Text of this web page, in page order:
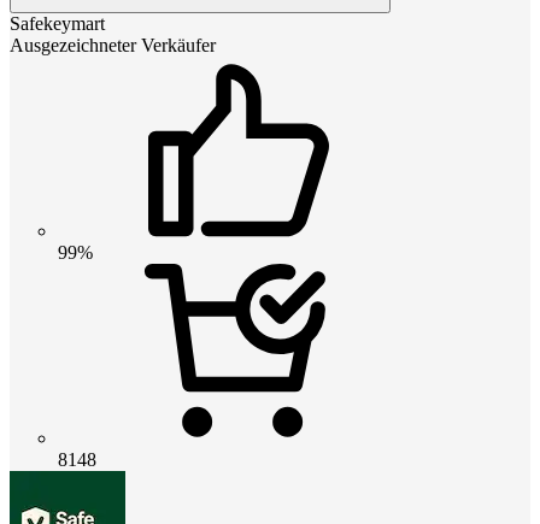
Safekeymart
Ausgezeichneter Verkäufer
99%
8148